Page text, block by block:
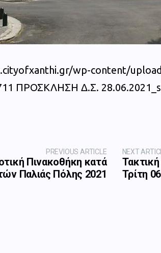
wp-content/
ΠΡΟΣΚΛΗΣΗ Δ.Σ.
PREVIOUS ARTICLE
Πινακοθήκη κατά
Παλιάς Πόλης 2021
NEXT
Τρίτη